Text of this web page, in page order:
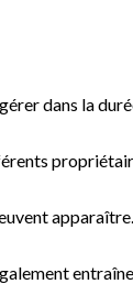
dans la
apparaître.